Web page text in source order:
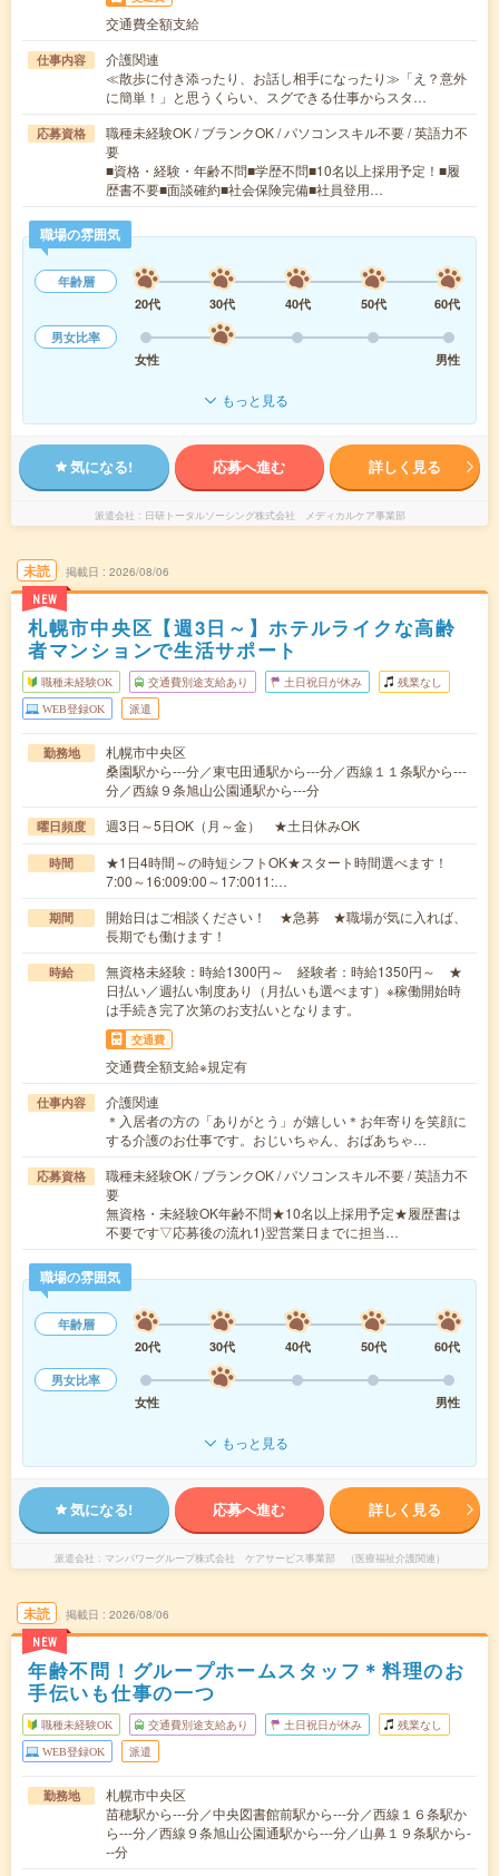
交通費全額支給
仕事内容
介護関連
≪散歩に付き添ったり、お話し相手になったり≫「え？意外
に簡単！」と思うくらい、スグできる仕事からスタ…
応募資格
職種未経験OK / ブランクOK / パソコンスキル不要 / 英語力不
要
■資格・経験・年齢不問■学歴不問■10名以上採用予定！■履
歴書不要■面談確約■社会保険完備■社員登用…
職場の雰囲気
年齢層
20代
30代 40代 50代
60代
男女比率
女性
男性
もっと見る
気になる! 応募へ進む 詳しく見る
派遣会社 日研トータルソーシング株式会社 メディカルケア事業部
未読
NEW
掲載日 2026/08/06
札幌市中央区【週3日～】ホテルライクな高齢
者マンションで生活サポート
職種未経験OK 交通費別途支給あり 土日祝日が休み 残業なし
WEB登録OK 派遣
勤務地
札幌市中央区
桑園駅から---分／東屯田通駅から---分／西線１１条駅から---
分／西線９条旭山公園通駅から---分
曜日頻度 週3日～5日OK（月～金） ★土日休みOK
時間
★1日4時間～の時短シフトOK★スタート時間選べます！
7:00～16:009:00～17:0011:…
期間
開始日はご相談ください！ ★急募 ★職場が気に入れば、
長期でも働けます！
時給
無資格未経験：時給1300円～ 経験者：時給1350円～ ★
日払い／週払い制度あり（月払いも選べます）※稼働開始時
は手続き完了次第のお支払いとなります。
交通費
交通費全額支給※規定有
仕事内容
介護関連
＊入居者の方の「ありがとう」が嬉しい＊お年寄りを笑顔に
する介護のお仕事です。おじいちゃん、おばあちゃ…
応募資格
職種未経験OK / ブランクOK / パソコンスキル不要 / 英語力不
要
無資格・未経験OK年齢不問★10名以上採用予定★履歴書は
不要です▽応募後の流れ1)翌営業日までに担当…
職場の雰囲気
年齢層
20代
30代 40代 50代
60代
男女比率
女性
男性
もっと見る
気になる! 応募へ進む 詳しく見る
派遣会社 マンパワーグループ株式会社 ケアサービス事業部 （医療福祉介護関連）
未読
NEW
掲載日 2026/08/06
年齢不問！グループホームスタッフ＊料理のお
手伝いも仕事の一つ
職種未経験OK 交通費別途支給あり 土日祝日が休み 残業なし
WEB登録OK 派遣
勤務地
札幌市中央区
苗穂駅から---分／中央図書館前駅から---分／西線１６条駅か
ら---分／西線９条旭山公園通駅から---分／山鼻１９条駅から-
--分